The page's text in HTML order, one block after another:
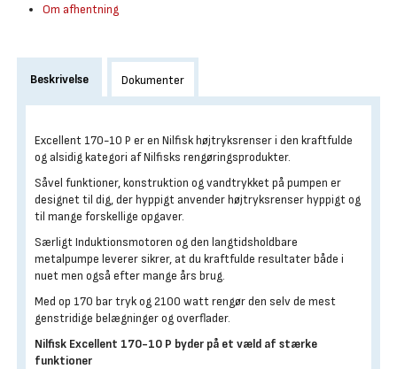
Om afhentning
Beskrivelse Dokumenter
Excellent 170-10 P er en Nilfisk højtryksrenser i den kraftfulde
og alsidig kategori af Nilfisks rengøringsprodukter.
Såvel funktioner, konstruktion og vandtrykket på pumpen er
designet til dig, der hyppigt anvender højtryksrenser hyppigt og
til mange forskellige opgaver.
Særligt Induktionsmotoren og den langtidsholdbare
metalpumpe leverer sikrer, at du kraftfulde resultater både i
nuet men også efter mange års brug.
Med op 170 bar tryk og 2100 watt rengør den selv de mest
genstridige belægninger og overflader.
Nilfisk Excellent 170-10 P byder på et væld af stærke
funktioner